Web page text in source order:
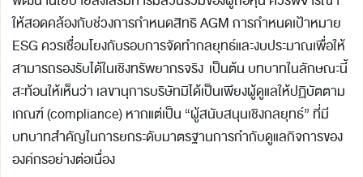
ให้สอดคล้องกับช่วงการกำหนดสิทธิ AGM การกำหนดเป้าหมาย
ESG ควรเชื่อมโยงกับรอบการจัดทำกลยุทธ์และงบประมาณเพื่อให้
สามารถรองรับได้ในเชิงทรัพยากรจริง เป็นต้น บทบาทในลักษณะนี้
สะท้อนให้เห็นว่า เลขานุการบริษัทมิได้เป็นเพียงผู้ดูแลให้ปฏิบัตตาม
เกณฑ์ (compliance) หากแต่เป็น “ผู้สนับสนุนเชิงกลยุทธ์” ที่มี
บทบาทสำคัญในการยกระดับมาตรฐานการกำกับดูแลกิจการของ
องค์กรอย่างต่อเนื่อง